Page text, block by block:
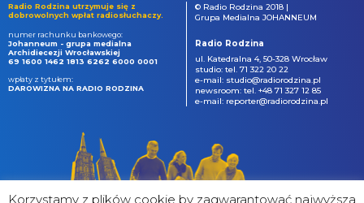
Radio Rodzina utrzymuje się z
dobrowolnych wpłat radiosłuchaczy.
numer rachunku bankowego:
Johanneum - grupa medialna
Archidiecezji Wrocławskiej
69 1600 1462 1813 6262 6000 0001
wpłaty z tytułem:
DAROWIZNA NA RADIO RODZINA
© Radio Rodzina 2018 |
Grupa Medialna JOHANNEUM
Radio Rodzina
ul. Katedralna 4, 50-328 Wrocław
studio: tel. 71 322 20 22
e-mail: studio@radiorodzina.pl
newsroom: tel. +48 71 327 12 85
e-mail: reporter@radiorodzina.pl
Korzystamy z plików cookie by zagwarantować najwyższa